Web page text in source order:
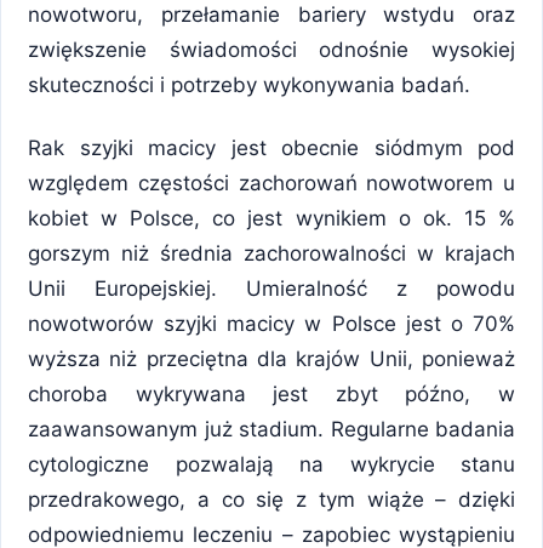
nowotworu, przełamanie bariery wstydu oraz
zwiększenie świadomości odnośnie wysokiej
skuteczności i potrzeby wykonywania badań.
Rak szyjki macicy jest obecnie siódmym pod
względem częstości zachorowań nowotworem u
kobiet w Polsce, co jest wynikiem o ok. 15 %
gorszym niż średnia zachorowalności w krajach
Unii Europejskiej. Umieralność z powodu
nowotworów szyjki macicy w Polsce jest o 70%
wyższa niż przeciętna dla krajów Unii, ponieważ
choroba wykrywana jest zbyt późno, w
zaawansowanym już stadium. Regularne badania
cytologiczne pozwalają na wykrycie stanu
przedrakowego, a co się z tym wiąże – dzięki
odpowiedniemu leczeniu – zapobiec wystąpieniu